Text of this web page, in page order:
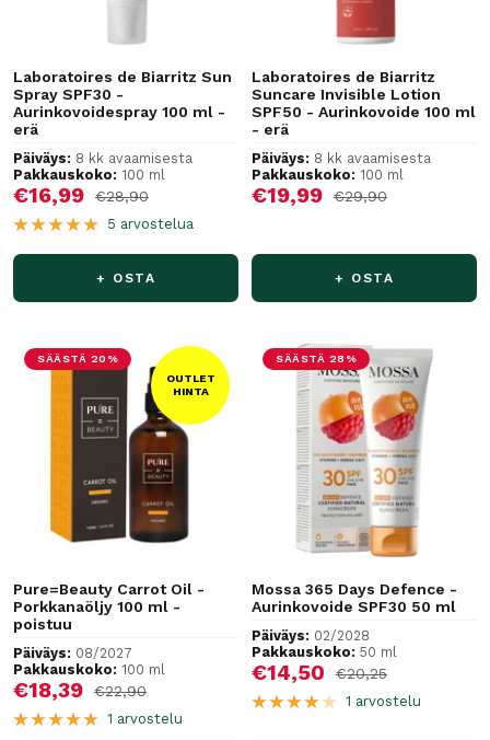
Laboratoires de Biarritz Sun
Spray SPF30 -
Aurinkovoidespray 100 ml -
erä
Päiväys: 8 kk avaamisesta
Pakkauskoko: 100 ml
Alennushinta
€16,99 Normaalihinta
€28,90
5 arvostelua
+ OSTA
Laboratoires de Biarritz
Suncare Invisible Lotion
SPF50 - Aurinkovoide 100 ml
- erä
Päiväys: 8 kk avaamisesta
Pakkauskoko: 100 ml
Alennushinta
€19,99 Normaalihinta
€29,90
+ OSTA
OUTLET
HINTA
SÄÄSTÄ 20%
Pure=Beauty Carrot Oil -
Porkkanaöljy 100 ml -
poistuu
Päiväys: 08/2027
Pakkauskoko: 100 ml
Alennushinta
€18,39 Normaalihinta
€22,90
1 arvostelu
SÄÄSTÄ 28%
Mossa 365 Days Defence -
Aurinkovoide SPF30 50 ml
Päiväys: 02/2028
Pakkauskoko: 50 ml
Alennushinta
€14,50 Normaalihinta
€20,25
1 arvostelu